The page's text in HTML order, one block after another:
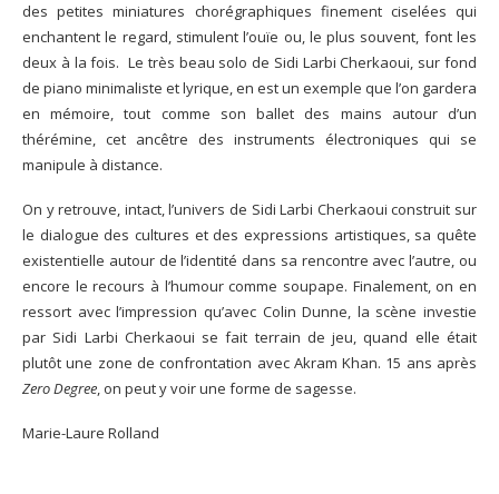
des petites miniatures chorégraphiques finement ciselées qui
enchantent le regard, stimulent l’ouïe ou, le plus souvent, font les
deux à la fois. Le très beau solo de Sidi Larbi Cherkaoui, sur fond
de piano minimaliste et lyrique, en est un exemple que l’on gardera
en mémoire, tout comme son ballet des mains autour d’un
thérémine, cet ancêtre des instruments électroniques qui se
manipule à distance.
On y retrouve, intact, l’univers de Sidi Larbi Cherkaoui construit sur
le dialogue des cultures et des expressions artistiques, sa quête
existentielle autour de l’identité dans sa rencontre avec l’autre, ou
encore le recours à l’humour comme soupape. Finalement, on en
ressort avec l’impression qu’avec Colin Dunne, la scène investie
par Sidi Larbi Cherkaoui se fait terrain de jeu, quand elle était
plutôt une zone de confrontation avec Akram Khan. 15 ans après
Zero Degree, on peut y voir une forme de sagesse.
Marie-Laure Rolland